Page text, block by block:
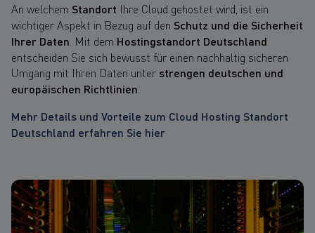
An welchem Standort Ihre Cloud gehostet wird, ist ein
wichtiger Aspekt in Bezug auf den Schutz und die Sicherheit
Ihrer Daten . Mit dem Hostingstandort Deutschland
entscheiden Sie sich bewusst für einen nachhaltig sicheren
Umgang mit Ihren Daten unter strengen deutschen und
europäischen Richtlinien
Mehr Details und Vorteile zum Cloud Hosting Standort
Deutschland erfahren Sie hier